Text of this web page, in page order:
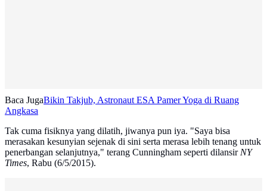
Baca JugaBikin Takjub, Astronaut ESA Pamer Yoga di Ruang
Angkasa
Tak cuma fisiknya yang dilatih, jiwanya pun iya. "Saya bisa
merasakan kesunyian sejenak di sini serta merasa lebih tenang untuk
penerbangan selanjutnya," terang Cunningham seperti dilansirNY
Times, Rabu (6/5/2015).